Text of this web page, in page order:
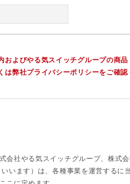
よびやる気スイッチグループの商
弊社プライバシーポリシーをご確認